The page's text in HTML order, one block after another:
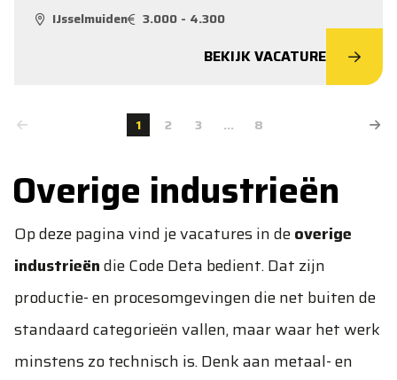
IJsselmuiden 3.000 - 4.300
BEKIJK VACATURE
1 2 3 ... 8
Overige industrieën
Op deze pagina vind je vacatures in deoverige
industrieëndie Code Deta bedient. Dat zijn
productie- en procesomgevingen die net buiten de
standaard categorieën vallen, maar waar het werk
minstens zo technisch is. Denk aan metaal- en